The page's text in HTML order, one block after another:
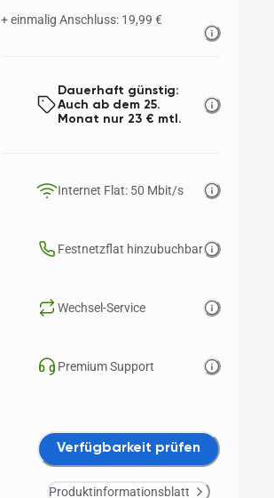
+ einmalig Anschluss: 19,99 €
Dauerhaft günstig:
Auch ab dem 25.
Monat nur 23 € mtl.
Internet Flat: 50 Mbit/s
Festnetzflat hinzubuchbar
Wechsel-Service
Premium Support
Verfügbarkeit prüfen
Produktinformationsblatt